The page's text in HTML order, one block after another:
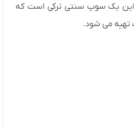
یک سوپ سنتی ترکی است که
تهیه می شود.